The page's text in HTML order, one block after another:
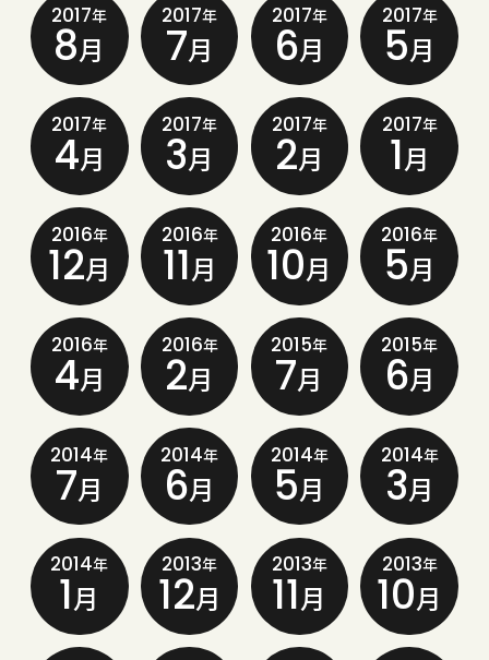
2017年
8月
2017年
7月
2017年
6月
2017年
5月
2017年
4月
2017年
3月
2017年
2月
2017年
1月
2016年
12月
2016年
11月
2016年
10月
2016年
5月
2016年
4月
2016年
2月
2015年
7月
2015年
6月
2014年
7月
2014年
6月
2014年
5月
2014年
3月
2014年
1月
2013年
12月
2013年
11月
2013年
10月